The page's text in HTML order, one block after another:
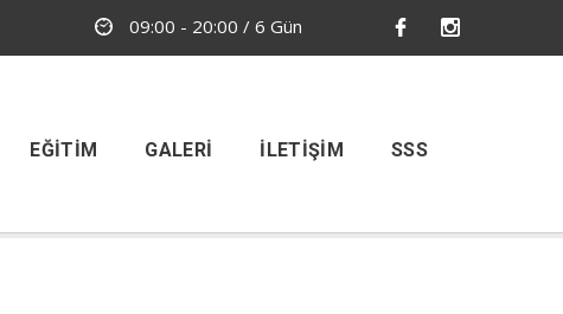
09:00 - 20:00 / 6 Gün
EĞITIM GALERI İLETIŞIM SSS